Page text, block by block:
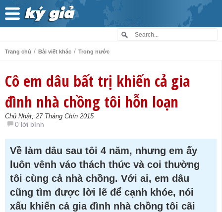
Trang chủ / Bài viết khác / Trong nước
Cô em dâu bất trị khiến cả gia
đình nhà chồng tôi hỗn loạn
Chủ Nhật, 27 Tháng Chín 2015
0 lời bình
Về làm dâu sau tôi 4 năm, nhưng em ấy
luôn vênh váo thách thức và coi thường
tôi cùng cả nhà chồng. Với ai, em dâu
cũng tìm được lời lẽ để cạnh khóe, nói
xấu khiến cả gia đình nhà chồng tôi cãi